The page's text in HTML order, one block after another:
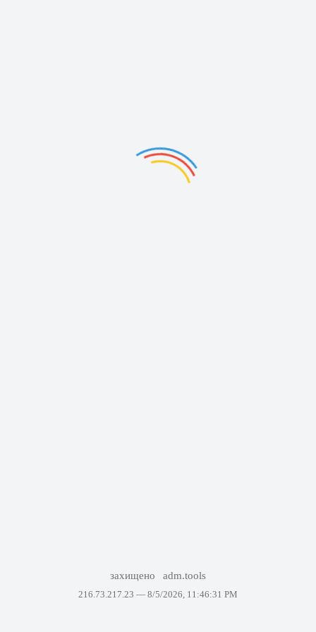
захищено adm.tools
216.73.217.23 — 8/5/2026, 11:46:31 PM